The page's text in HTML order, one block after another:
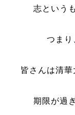
志という
つまり
皆さんは清
期限が過